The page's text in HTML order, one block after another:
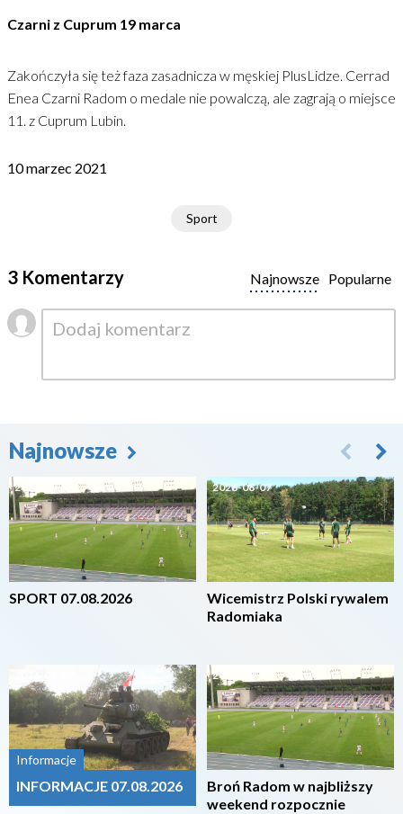
Czarni z Cuprum 19 marca
Zakończyła się też faza zasadnicza w męskiej PlusLidze. Cerrad
Enea Czarni Radom o medale nie powalczą, ale zagrają o miejsce
11. z Cuprum Lubin.
10 marzec 2021
Sport
3 Komentarzy Popularne
Najnowsze
Najnowsze
2026-08-07
SPORT 07.08.2026
Informacje
INFORMACJE 07.08.2026
2026-08-07
Wicemistrz Polski rywalem
Radomiaka
2026-08-07
Broń Radom w najbliższy
weekend rozpocznie